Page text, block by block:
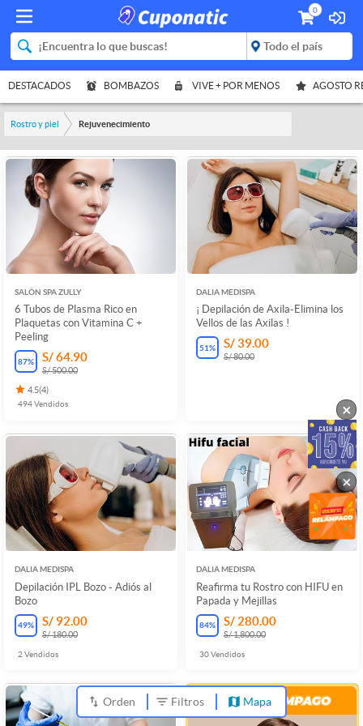
0
DESTACADOS BOMBAZOS VIVE + POR MENOS AGOSTO
Rostro y piel Rejuvenecimiento
SALÓN SPA ZULLY
6 Tubos de Plasma Rico en
Plaquetas con Vitamina C +
Peeling
87% S/ 64.90
S/ 500.00
4.5(4)
494Vendidos
DALIA MEDISPA
¡ Depilación de Axila-Elimina los
Vellos de las Axilas !
51% S/ 39.00
S/ 80.00
DALIA MEDISPA
Depilación IPL Bozo - Adiós al
Bozo
49% S/ 92.00
S/ 180.00
2 Vendidos
DALIA MEDISPA
Reafirma tu Rostro con HIFU en
Papada y Mejillas
84% S/ 280.00
S/ 1,800.00
30Vendidos
Orden Filtros Mapa
×
×